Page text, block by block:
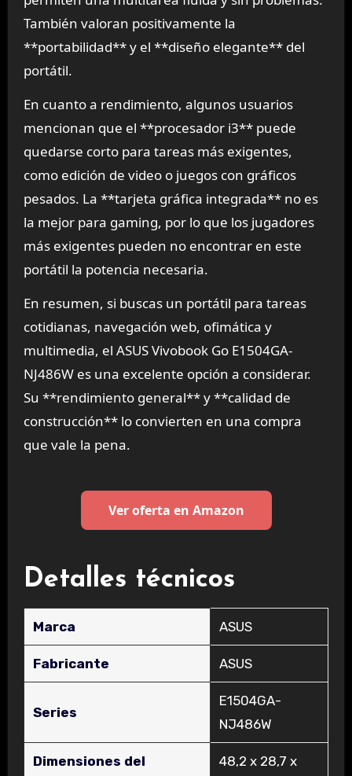
También valoran positivamente la
**portabilidad** y el **diseño elegante** del
portátil.
En cuanto a rendimiento, algunos usuarios
mencionan que el **procesador i3** puede
quedarse corto para tareas más exigentes,
como edición de video o juegos con gráficos
pesados. La **tarjeta gráfica integrada** no es
la mejor para gaming, por lo que los jugadores
más exigentes pueden no encontrar en este
portátil la potencia necesaria.
En resumen, si buscas un portátil para tareas
cotidianas, navegación web, ofimática y
multimedia, el ASUS Vivobook Go E1504GA-
NJ486W es una excelente opción a considerar.
Su **rendimiento general** y **calidad de
construcción** lo convierten en una compra
que vale la pena.
Ver oferta en Amazon
Detalles técnicos
Marca ‎ASUS
Fabricante ‎ASUS
Series
‎E1504GA-
NJ486W
Dimensiones del
‎48,2 x 28,7 x